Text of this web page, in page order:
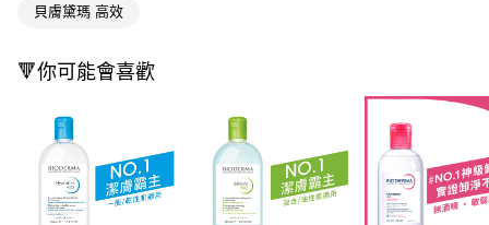
結帳頁面，進行簡訊認證並確認金額後，即可完成結帳。
ATM／網路銀行／等多元方式進行付款，方視為交易完成。
購買商品的店家。未經商家同意取消之訂單仍視為有效，需透過AFTEE先享
後付繳納相關費用。
※ 交易是否成功請以「AFTEE先享後付 」之結帳頁面顯示為準，若有關於
是否繳費成功／繳費後需取消欲退款等相關疑問，請聯繫「AFTEE先享後付
客戶支援中心」https://netprotections.freshdesk.com/support/home
付款後全家取貨
萊爾富取貨付款
付款後萊爾富取貨
每筆NT$65，滿NT$490(含以上)免運費
7-11取貨付款
貝膚黛瑪 高效
🔻你可能會喜歡